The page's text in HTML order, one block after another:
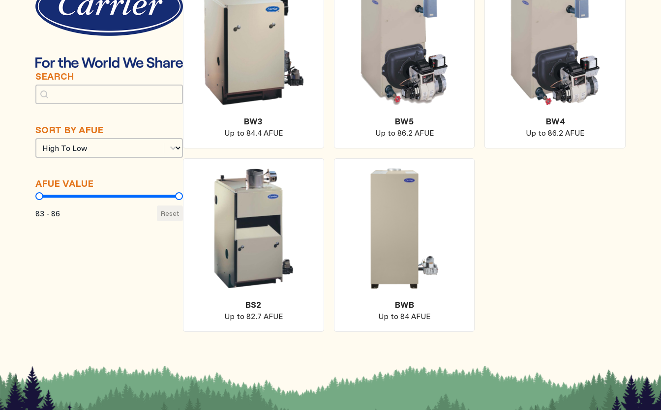
SEARCH
Search
Search
SORT BY AFUE
Sort by AFUE
Sort by AFUE
AFUE VALUE
AFUE Value
83 - 86 Reset
BW3
Up to 84.4 AFUE
BW5
Up to 86.2 AFUE
BW4
Up to 86.2 AFUE
BS2
Up to 82.7 AFUE
BWB
Up to 84 AFUE